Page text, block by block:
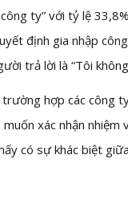
ty” với tỷ lệ
định gia nhập
trả lời là “Tôi
hợp các công
muốn xác nhận
có sự khác biệt